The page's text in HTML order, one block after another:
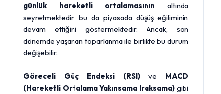
günlük hareketli ortalamasının altında
seyretmektedir, bu da piyasada düşüş eğiliminin
devam ettiğini göstermektedir. Ancak, son
dönemde yaşanan toparlanma ile birlikte bu durum
değişebilir.
Göreceli Güç Endeksi (RSI) ve MACD
(Hareketli Ortalama Yakınsama Iraksama)gibi